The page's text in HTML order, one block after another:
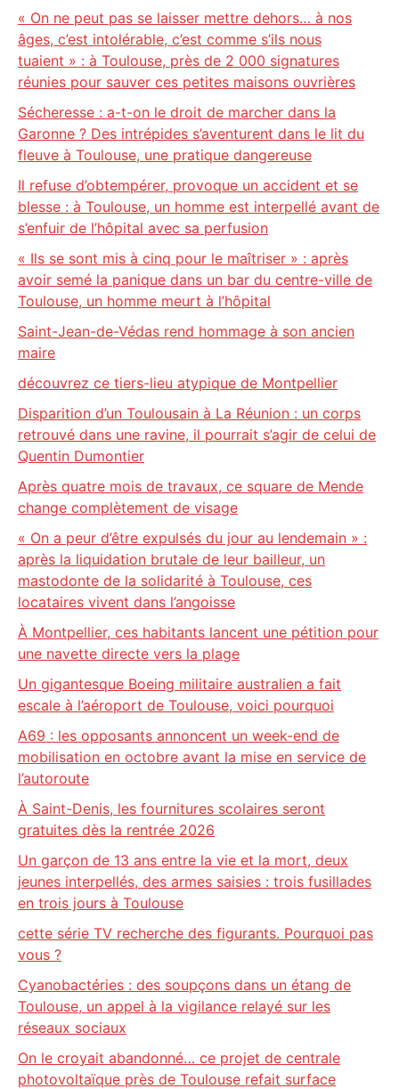
« On ne peut pas se laisser mettre dehors… à nos
âges, c’est intolérable, c’est comme s’ils nous
tuaient » : à Toulouse, près de 2 000 signatures
réunies pour sauver ces petites maisons ouvrières
Sécheresse : a-t-on le droit de marcher dans la
Garonne ? Des intrépides s’aventurent dans le lit du
fleuve à Toulouse, une pratique dangereuse
Il refuse d’obtempérer, provoque un accident et se
blesse : à Toulouse, un homme est interpellé avant de
s’enfuir de l’hôpital avec sa perfusion
« Ils se sont mis à cinq pour le maîtriser » : après
avoir semé la panique dans un bar du centre-ville de
Toulouse, un homme meurt à l’hôpital
Saint-Jean-de-Védas rend hommage à son ancien
maire
découvrez ce tiers-lieu atypique de Montpellier
Disparition d’un Toulousain à La Réunion : un corps
retrouvé dans une ravine, il pourrait s’agir de celui de
Quentin Dumontier
Après quatre mois de travaux, ce square de Mende
change complètement de visage
« On a peur d’être expulsés du jour au lendemain » :
après la liquidation brutale de leur bailleur, un
mastodonte de la solidarité à Toulouse, ces
locataires vivent dans l’angoisse
À Montpellier, ces habitants lancent une pétition pour
une navette directe vers la plage
Un gigantesque Boeing militaire australien a fait
escale à l’aéroport de Toulouse, voici pourquoi
A69 : les opposants annoncent un week-end de
mobilisation en octobre avant la mise en service de
l’autoroute
À Saint-Denis, les fournitures scolaires seront
gratuites dès la rentrée 2026
Un garçon de 13 ans entre la vie et la mort, deux
jeunes interpellés, des armes saisies : trois fusillades
en trois jours à Toulouse
cette série TV recherche des figurants. Pourquoi pas
vous ?
Cyanobactéries : des soupçons dans un étang de
Toulouse, un appel à la vigilance relayé sur les
réseaux sociaux
On le croyait abandonné… ce projet de centrale
photovoltaïque près de Toulouse refait surface